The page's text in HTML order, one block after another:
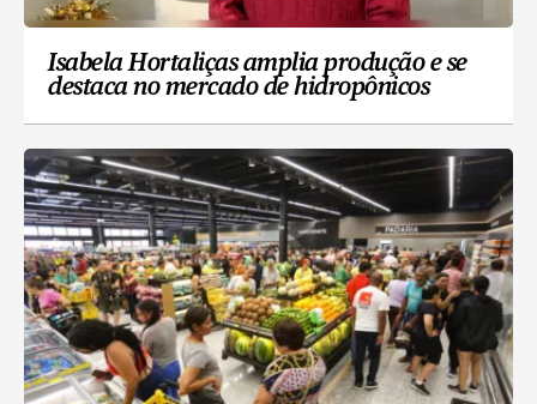
Isabela Hortaliças amplia produção e se
destaca no mercado de hidropônicos